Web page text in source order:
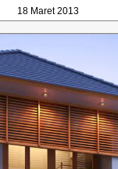
18 Maret 2013